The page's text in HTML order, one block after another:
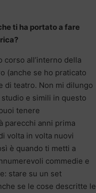
ti ha portato a fare
corso all’interno della
(anche se ho praticato
di teatro. Non mi dilungo
e simili in questo
tenere
parecchi anni prima
volta in volta nuovi
è quando ti metti a
commedie e
stare su un set
se le cose descritte le